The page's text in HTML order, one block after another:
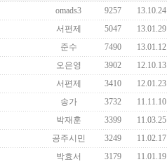
omads3 9257
13.10.24
서편제 5047
13.01.29
준수 7490
13.01.12
오은영 3902
12.10.13
서편제 3410
12.01.23
송가 3732
11.11.10
박재훈 3399
11.03.25
공주시민 3249
11.02.17
박효서 3179
11.01.19